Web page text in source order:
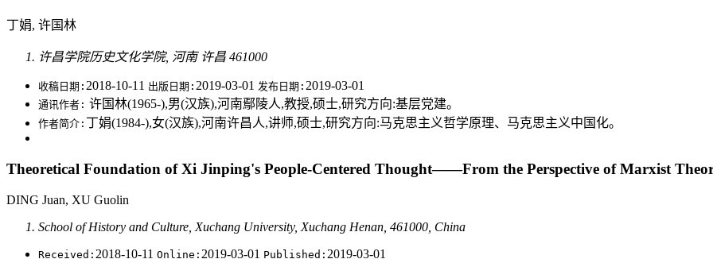
丁娟, 许国林
许昌学院历史文化学院, 河南 许昌 461000
收稿日期: 2018-10-11 出版日期: 2019-03-01 发布日期: 2019-03-01
通讯作者: 许国林(1965-),男(汉族),河南鄢陵人,教授,硕士,研究方向:基层党建。
作者简介: 丁娟(1984-),女(汉族),河南许昌人,讲师,硕士,研究方向:马克思主义哲学原理、马克思主义中国化。
Theoretical Foundation of Xi Jinping's People-Centered Thought——From the Perspective of Marxist
DING Juan, XU Guolin
School of History and Culture, Xuchang University, Xuchang Henan, 461000, China
Received: 2018-10-11 Online: 2019-03-01 Published: 2019-03-01